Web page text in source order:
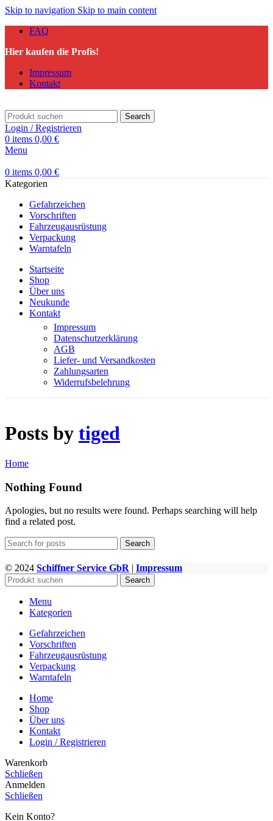
Skip to navigation Skip to main content
FAQ
Hier kaufen die Profis!
Impressum
Kontakt
Search
Login / Registrieren
0 items 0,00 €
Menu
0 items 0,00 €
Kategorien
Gefahrzeichen
Vorschriften
Fahrzeugausrüstung
Verpackung
Warntafeln
Startseite
Shop
Über uns
Neukunde
Kontakt
Impressum
Datenschutzerklärung
AGB
Liefer- und Versandkosten
Zahlungsarten
Widerrufsbelehrung
Posts by tiged
Home
Nothing Found
Apologies, but no results were found. Perhaps searching will help
find a related post.
Search
WWW.GEFAHRGUTZUBEHOER.DE
© 2024 Schiffner Service GbR | Impressum
Search
Menu
Kategorien
Gefahrzeichen
Vorschriften
Fahrzeugausrüstung
Verpackung
Warntafeln
Home
Shop
Über uns
Kontakt
Login / Registrieren
Warenkorb
Schließen
Anmelden
Schließen
Kein Konto?